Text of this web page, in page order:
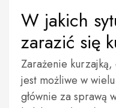
W jakich
zarazić się
Zarażenie
jest możliwe w
głównie za sprawą